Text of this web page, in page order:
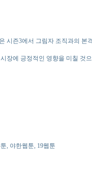
시즌3에서 그림자 조직과의 본
장에 긍정적인 영향을 미칠 것
, 야한웹툰, 19웹툰